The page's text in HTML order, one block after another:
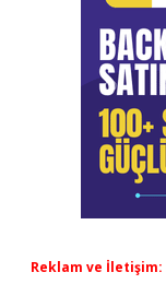
Reklam ve İletişim: